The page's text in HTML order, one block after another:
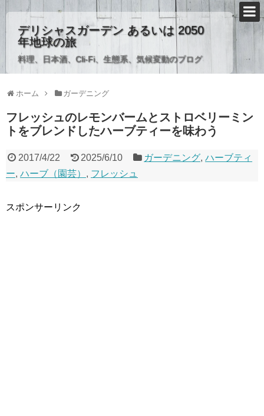
デリシャスガーデン あるいは 2050
年地球の旅
料理、日本酒、Cli-Fi、生態系、気候変動のブログ
ホーム ガーデニング
フレッシュのレモンバームとストロベリーミン
トをブレンドしたハーブティーを味わう
2017/4/22 2025/6/10 ガーデニング,ハーブティ
ー, ハーブ（園芸） , フレッシュ
スポンサーリンク